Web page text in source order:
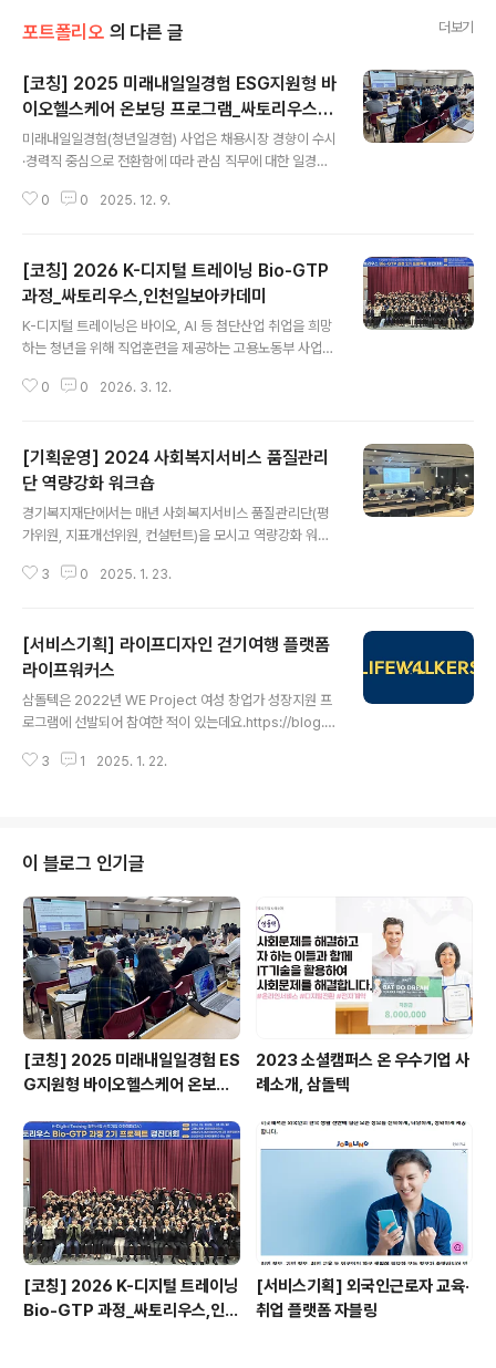
포트폴리오 의 다른 글 더보기
[코칭] 2025 미래내일일경험 ESG지원형 바
이오헬스케어 온보딩 프로그램_싸토리우스,
지속가능경영재단
미래내일일경험(청년일경험) 사업은 채용시장 경향이 수시
·경력직 중심으로 전환함에 따라 관심 직무에 대한 일경험
험 기회를 제공하여 원활한 노동시장 진입을 돕는 고용노
하고 운영하였습니다. 기초역량강화 과정기초역량강화 과
정은 2025년 05월 30일(금)부터 06월 21일(토)까지 비
대면으로 진행되었습니다. 경영기획, 재무회계, 회사생활
가이드 관련 전문강의가 선행되면, 삼돌텍의 코치들이 전
문강의와 연결되는 워크북을 바탕으로 학습자들이 실습과
제를 해결할 수 있도록 촉진했습니다. 협업툴 알로를 활용
0 0 2025. 12. 9.
[코칭] 2026 K-디지털 트레이닝 Bio-GTP
과정_싸토리우스,인천일보아카데미
K-디지털 트레이닝은 바이오, AI 등 첨단산업 취업을 희망
하는 청년을 위해 직업훈련을 제공하는 고용노동부 사업입
초부터 공정 특화까지, 프로젝트 기반의 실무 중심 커리큘
습니다. (1) 바이오 직무 공통 (2) 바이오 공정 특화 (3) 팀
빌딩&팀프로젝트 (4) 경진대회 - 삼돌텍은 이 중 팀빌딩&
팀프로젝트 부분을 기획하고 운영하였습니다.​ 팀빌딩참여
자들이 나와 조원의 성향을 이해하고 리더십·팔로워십을
형성하여 협력적 팀워크를 구축할 수 있도록 돕는 프로그
램을 진행하였습니다. 자기소개카드를 활용한 인트로 네트
0 0 2026. 3. 12.
[기획운영] 2024 사회복지서비스 품질관리
단 역량강화 워크숍
경기복지재단에서는 매년 사회복지서비스 품질관리단(평
가위원, 지표개선위원, 컨설턴트)을 모시고 역량강화 워크
맡아 기획하고 운영하게 되었습니다.​워크숍 안내서에서 개
사회복지서비스'란 주제로 강의를 했습니다. 강의에서 소
개해주신 2025 10대 키워드는 다음과 같습니다. 옴니보
어, 아보하, 토핑경제, 페이스테크, 무해력, 그라데이션, 물
성매력, 기후감수성, 공진화전략, 원포인트업 (자세한 설명
은 https://www2.korea.kr/news/policyNewsVie
w.do?newsId=148938716 )2025년을 위한 트렌드
3 0 2025. 1. 23.
[서비스기획] 라이프디자인 걷기여행 플랫폼
라이프워커스
삼돌텍은 2022년 WE Project 여성 창업가 성장지원 프
로그램에 선발되어 참여한 적이 있는데요.https://blog.n
ject 여성 창업가 성장지원 프로그램] 디지털·온라인 기반
하면서 만난 귀한 인연이 전승연 대표님입니다. 산티아고
순례길을 걸으며 삶의 방향을 찾았던 전승연 대표님은 이
소중한 경험을 다른 분들과 나누고 싶어서 걷기여행과 라
이프디자인 프로그램을 제공하는 회사 '라이프워커스'를
만들게 됩니다. 걷기여행과 라이프디자인 프..
3 1 2025. 1. 22.
이 블로그 인기글
[코칭] 2025 미래내일일경험 ES
G지원형 바이오헬스케어 온보딩
영재단
2023 소셜캠퍼스 온 우수기업 사
례소개, 삼돌텍
[코칭] 2026 K-디지털 트레이닝
Bio-GTP 과정_싸토리우스,인천
[서비스기획] 외국인근로자 교육·
취업 플랫폼 자블링